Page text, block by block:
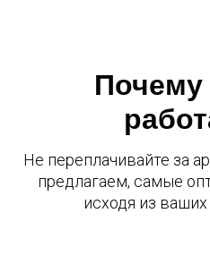
Почему
Не переплачивайте за
предлагаем, самые
исходя из